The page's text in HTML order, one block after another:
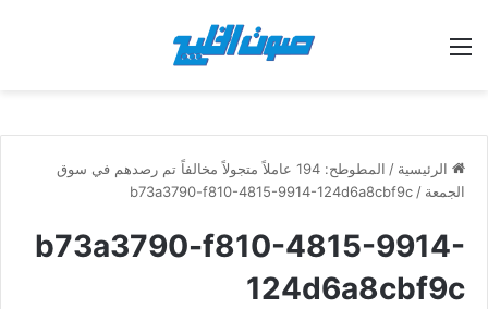
القائمة
الرئيسية /
المطوطح: 194 عاملاً متجولاً مخالفاً تم رصدهم في سوق
الجمعة /
b73a3790-f810-4815-9914-124d6a8cbf9c
b73a3790-f810-4815-9914-
124d6a8cbf9c